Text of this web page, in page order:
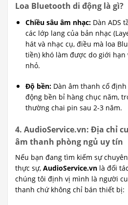
Loa Bluetooth di động là gì?
Chiều sâu âm nhạc:Dàn ADS
các lớp lang của bản nhạc
hát và nhạc cụ, điều mà loa
tiền) khó làm được do giới hạn
nhỏ.
Độ bền:Dàn âm thanh cố
động bền bỉ hàng chục năm,
thường chai pin sau 2-3 năm.
4. AudioService.vn: Địa chỉ
âm thanh phòng ngủ uy tín
Nếu bạn đang tìm kiếm sự
thực sự, AudioService.vn là đối
chúng tôi định vị mình là người
thanh chứ không chỉ bán thiết bị: